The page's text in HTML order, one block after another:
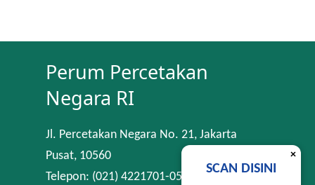
Perum Percetakan
Negara RI
Jl. Percetakan Negara No. 21, Jakarta
Pusat, 10560
Telepon: (021) 4221701-05
×
SCAN DISINI